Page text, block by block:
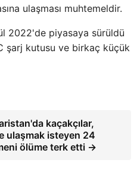
ulaşması muhtemeldir.
2022'de piyasaya sürüldü
şarj kutusu ve birkaç küçük
kaçakçılar,
ulaşmak isteyen 24
ölüme terk etti →